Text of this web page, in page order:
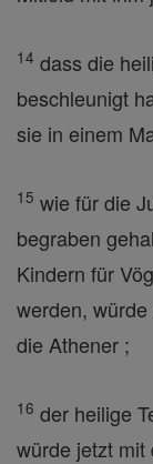
14 dass die
beschleunigt
sie in einem
15 wie für die
begraben
Kindern für
werden,
die Athener ;
16 der heilige
würde jetzt mit